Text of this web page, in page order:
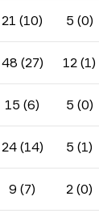
21 (10) 5 (0)
48 (27) 12 (1)
15 (6) 5 (0)
24 (14) 5 (1)
9 (7) 2 (0)